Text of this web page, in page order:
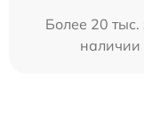
Более 20 тыс.
наличии